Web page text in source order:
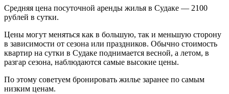
Средняя цена посуточной аренды жилья в Судаке — 2100
рублей в сутки.
Цены могут меняться как в большую, так и меньшую сторону
в зависимости от сезона или праздников. Обычно стоимость
квартир на сутки в Судаке поднимается весной, а летом, в
разгар сезона, наблюдаются самые высокие цены.
По этому советуем бронировать жилье заранее по самым
низким ценам.